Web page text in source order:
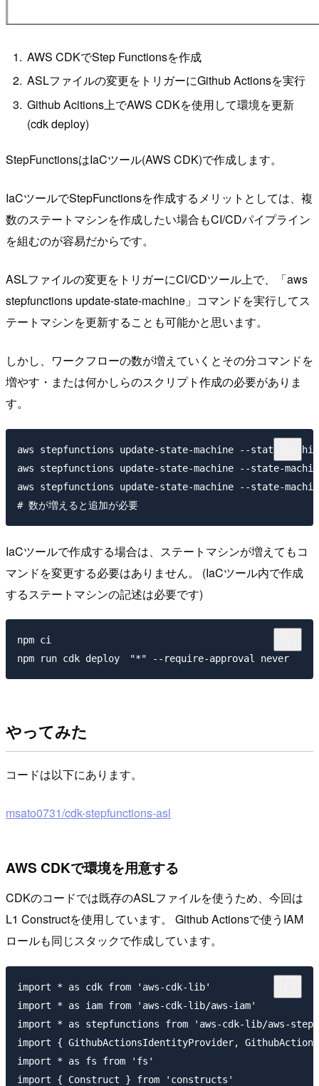
AWS CDKでStep Functionsを作成
ASLファイルの変更をトリガーにGithub Actionsを実行
Github Acitions上でAWS CDKを使用して環境を更新
(cdk deploy)
StepFunctionsはIaCツール(AWS CDK)で作成します。
IaCツールでStepFunctionsを作成するメリットとしては、複
数のステートマシンを作成したい場合もCI/CDパイプライン
を組むのが容易だからです。
ASLファイルの変更をトリガーにCI/CDツール上で、「aws
stepfunctions update-state-machine」コマンドを実行してス
テートマシンを更新することも可能かと思います。
しかし、ワークフローの数が増えていくとその分コマンドを
増やす・または何かしらのスクリプト作成の必要がありま
す。
aws stepfunctions update-state-machine --state-
aws stepfunctions update-state-machine --state-
aws stepfunctions update-state-machine --state-
IaCツールで作成する場合は、ステートマシンが増えてもコ
マンドを変更する必要はありません。 (IaCツール内で作成
するステートマシンの記述は必要です)
npm ci
やってみた
コードは以下にあります。
msato0731/cdk-stepfunctions-asl
AWS CDKで環境を用意する
CDKのコードでは既存のASLファイルを使うため、今回は
L1 Constructを使用しています。 Github Actionsで使うIAM
ロールも同じスタックで作成しています。
import * as cdk from 'aws-cdk-lib'
import * as iam from 'aws-cdk-lib/aws-iam'
import * as stepfunctions from 'aws-cdk-lib/aws-
import { GithubActionsIdentityProvider,
import * as fs from 'fs'
import { Construct } from 'constructs'